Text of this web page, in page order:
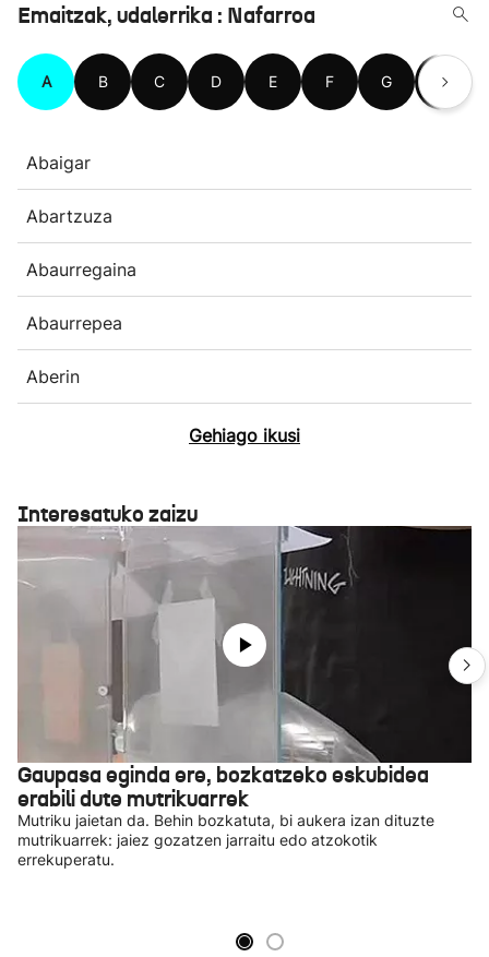
Emaitzak, udalerrika : Nafarroa
A B C D E F G H
Abaigar
Abartzuza
Abaurregaina
Abaurrepea
Aberin
Gehiago ikusi
Interesatuko zaizu
Gaupasa eginda ere, bozkatzeko eskubidea
erabili dute mutrikuarrek
Mutriku jaietan da. Behin bozkatuta, bi aukera izan dituzte
mutrikuarrek: jaiez gozatzen jarraitu edo atzokotik
errekuperatu.